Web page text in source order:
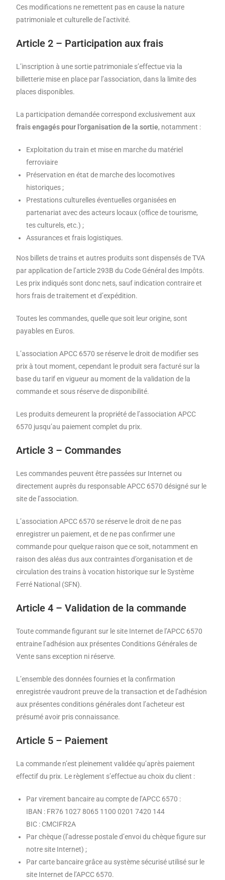
Ces modifications ne remettent pas en cause la nature
patrimoniale et culturelle de l’activité.
Article 2 – Participation aux frais
L’inscription à une sortie patrimoniale s’effectue via la
billetterie mise en place par l’association, dans la limite des
places disponibles.
La participation demandée correspond exclusivement aux
frais engagés pour l’organisation de la sortie, notamment :
Exploitation du train et mise en marche du matériel
ferroviaire
Préservation en état de marche des locomotives
historiques ;
Prestations culturelles éventuelles organisées en
partenariat avec des acteurs locaux (office de tourisme,
tes culturels, etc.) ;
Assurances et frais logistiques.
Nos billets de trains et autres produits sont dispensés de TVA
par application de l’article 293B du Code Général des Impôts.
Les prix indiqués sont donc nets, sauf indication contraire et
hors frais de traitement et d’expédition.
Toutes les commandes, quelle que soit leur origine, sont
payables en Euros.
L’association APCC 6570 se réserve le droit de modifier ses
prix à tout moment, cependant le produit sera facturé sur la
base du tarif en vigueur au moment de la validation de la
commande et sous réserve de disponibilité.
Les produits demeurent la propriété de l’association APCC
6570 jusqu’au paiement complet du prix.
Article 3 – Commandes
Les commandes peuvent être passées sur Internet ou
directement auprès du responsable APCC 6570 désigné sur le
site de l’association.
L’association APCC 6570 se réserve le droit de ne pas
enregistrer un paiement, et de ne pas confirmer une
commande pour quelque raison que ce soit, notamment en
raison des aléas dus aux contraintes d’organisation et de
circulation des trains à vocation historique sur le Système
Ferré National (SFN).
Article 4 – Validation de la commande
Toute commande figurant sur le site Internet de l’APCC 6570
entraine l’adhésion aux présentes Conditions Générales de
Vente sans exception ni réserve.
L’ensemble des données fournies et la confirmation
enregistrée vaudront preuve de la transaction et de l’adhésion
aux présentes conditions générales dont l’acheteur est
présumé avoir pris connaissance.
Article 5 – Paiement
La commande n’est pleinement validée qu’après paiement
effectif du prix. Le règlement s’effectue au choix du client :
Par virement bancaire au compte de l’APCC 6570 :
IBAN : FR76 1027 8065 1100 0201 7420 144
BIC : CMCIFR2A
Par chèque (l’adresse postale d’envoi du chèque figure sur
notre site Internet) ;
Par carte bancaire grâce au système sécurisé utilisé sur le
site Internet de l’APCC 6570.